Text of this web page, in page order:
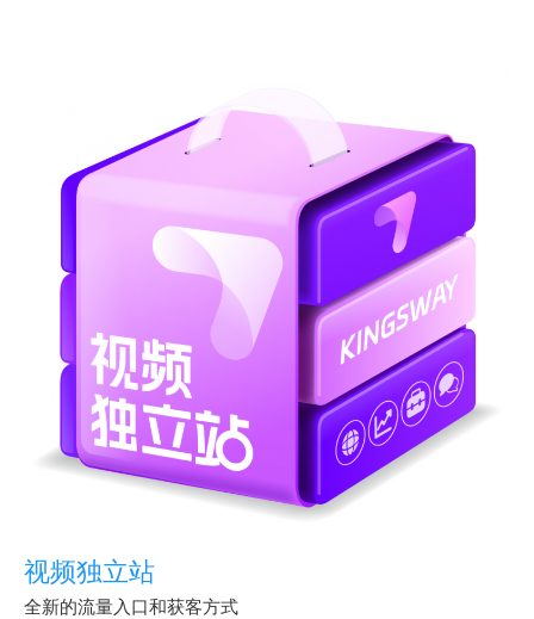
视频独立站
全新的流量入口和获客方式